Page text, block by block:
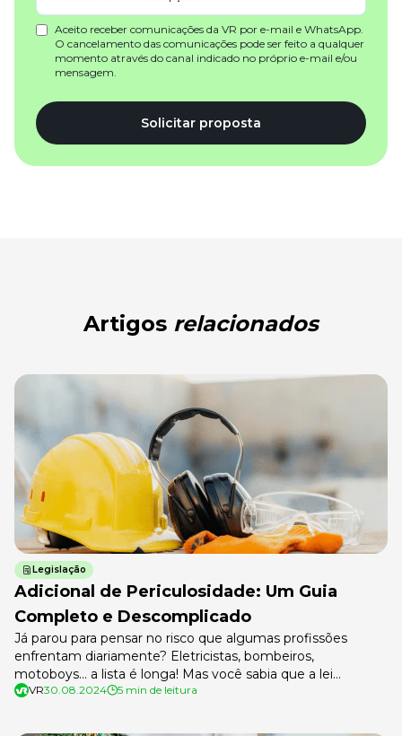
Aceito receber comunicações da VR por e-mail e WhatsApp.
O cancelamento das comunicações pode ser feito a qualquer
momento através do canal indicado no próprio e-mail e/ou
mensagem.
Solicitar proposta
Artigos relacionados
Legislação
Adicional de Periculosidade: Um Guia
Completo e Descomplicado
Já parou para pensar no risco que algumas profissões
enfrentam diariamente? Eletricistas, bombeiros,
motoboys… a lista é longa! Mas você sabia que a lei
reconhece esses perigos e garante um direito importante
VR30.08.2024 5 min de leitura